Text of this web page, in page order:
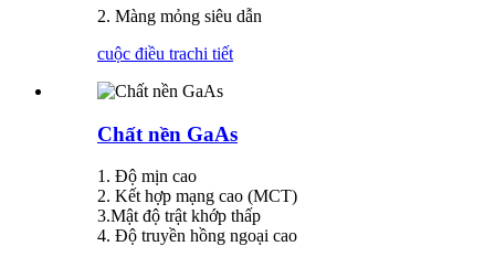
2. Màng mỏng siêu dẫn
cuộc điều trachi tiết
Chất nền GaAs
1. Độ mịn cao
2. Kết hợp mạng cao (MCT)
3.Mật độ trật khớp thấp
4. Độ truyền hồng ngoại cao